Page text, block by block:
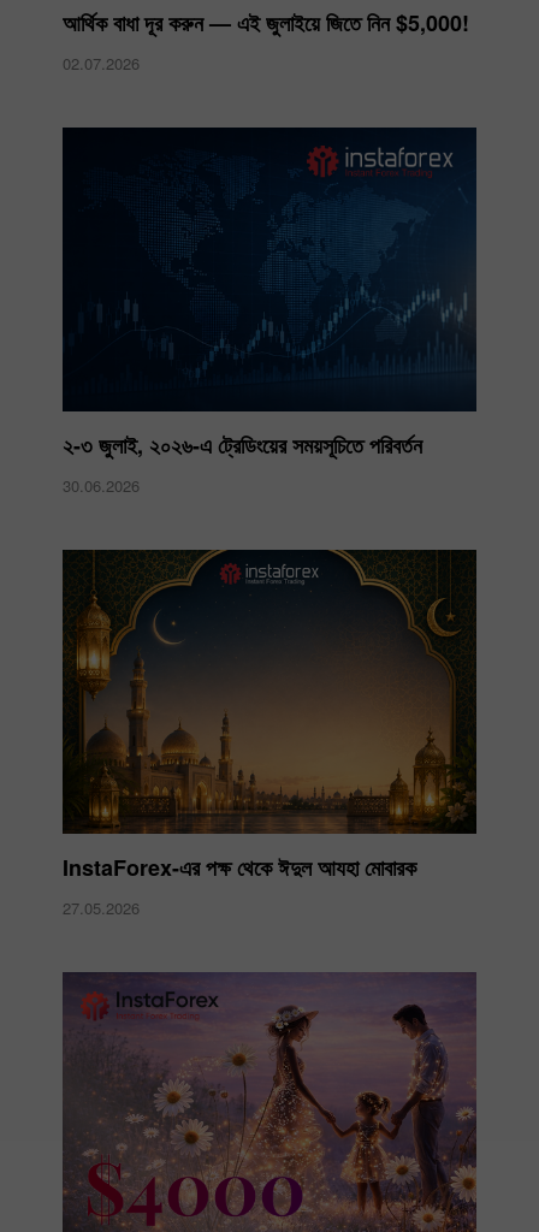
আর্থিক বাধা দূর করুন — এই জুলাইয়ে জিতে নিন $5,000!
02.07.2026
২-৩ জুলাই, ২০২৬-এ ট্রেডিংয়ের সময়সূচিতে পরিবর্তন
30.06.2026
InstaForex-এর পক্ষ থেকে ঈদুল আযহা মোবারক
27.05.2026